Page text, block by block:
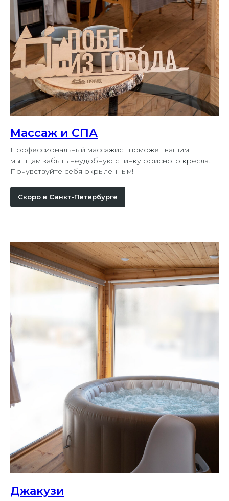
Массаж и СПА
Профессиональный массажист поможет вашим
мышцам забыть неудобную спинку офисного кресла.
Почувствуйте себя окрыленным!
Скоро в Санкт-Петербурге
Джакузи